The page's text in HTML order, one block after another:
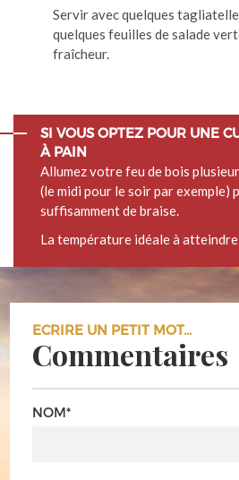
Servir avec quelques
quelques feuilles de salade
fraîcheur.
SI VOUS OPTEZ POUR UNE
À PAIN
Allumez votre feu de bois
(le midi pour le soir par exemple)
suffisamment de braise.
La température idéale à
ECRIRE UN PETIT MOT...
Commentaires
NOM*